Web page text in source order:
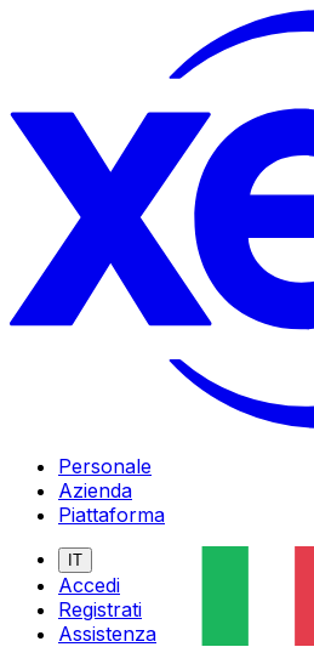
Personale
Azienda
Piattaforma
IT
Accedi
Registrati
Assistenza